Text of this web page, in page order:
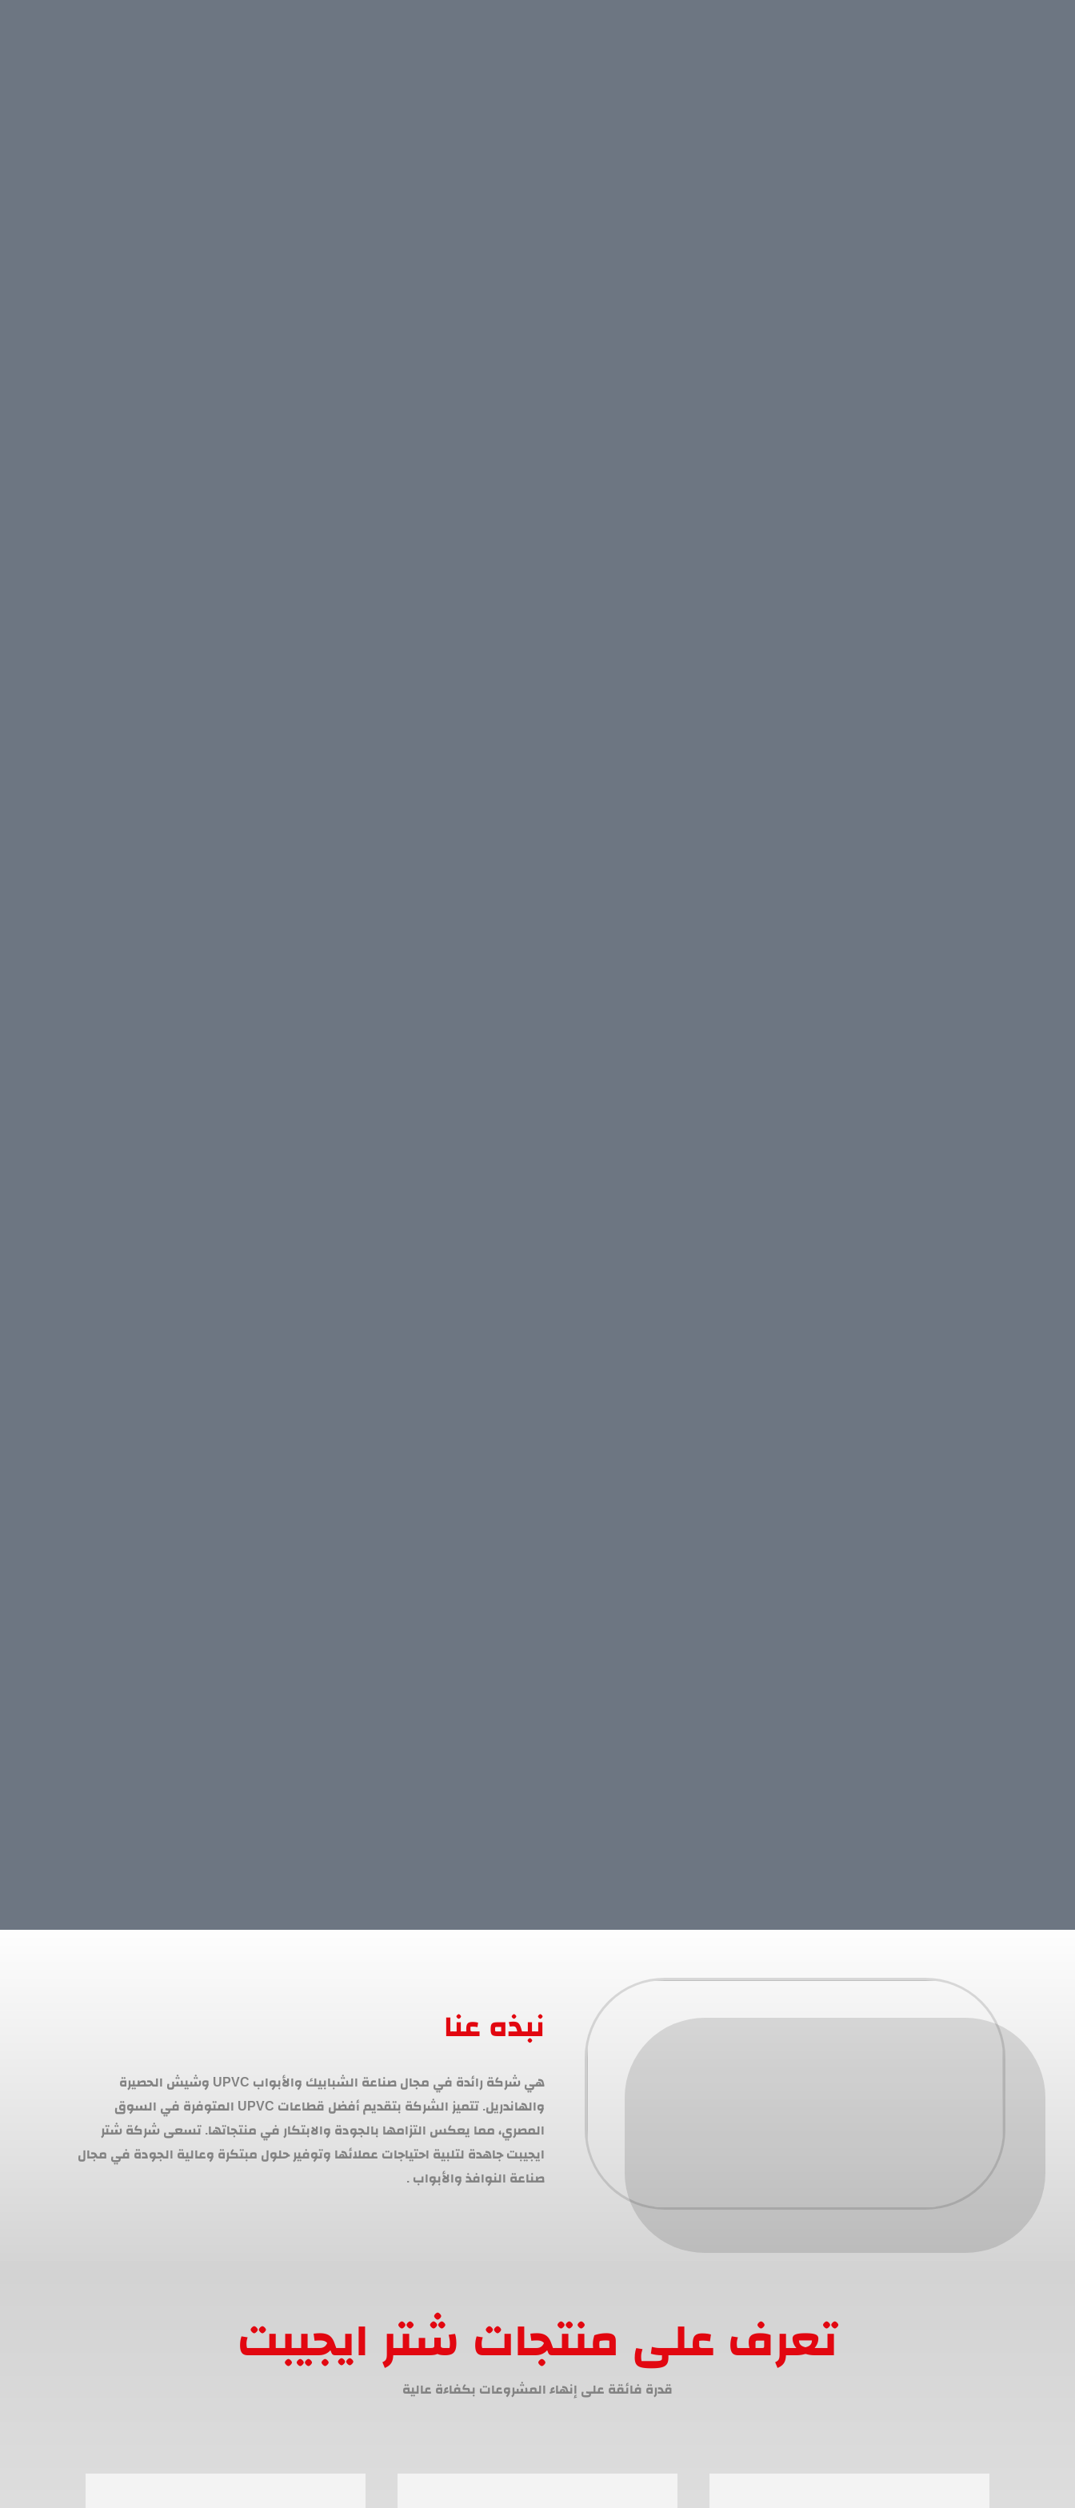
نبذه عنا
هي شركة رائدة في مجال صناعة الشبابيك والأبواب UPVC وشيش الحصيرة
والهاندريل. تتميز الشركة بتقديم أفضل قطاعات UPVC المتوفرة في السوق
المصري، مما يعكس التزامها بالجودة والابتكار في منتجاتها. تسعى شركة شتر
ايجيبت جاهدة لتلبية احتياجات عملائها وتوفير حلول مبتكرة وعالية الجودة في مجال
صناعة النوافذ والأبواب .
تعرف على منتجات شتر ايجيبت
قدرة فائقة على إنهاء المشروعات بكفاءة عالية